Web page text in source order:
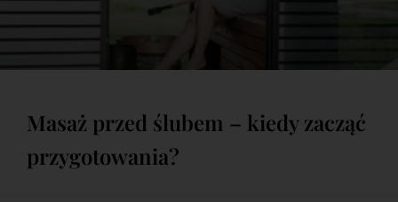
Masaż przed ślubem – kiedy zacząć
przygotowania?